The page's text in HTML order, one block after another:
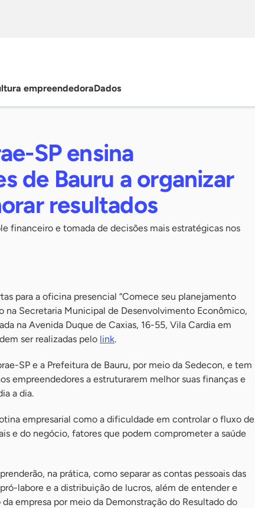
empreendedoraDados
SP ensina
de Bauru a organizar
resultados
financeiro e tomada de decisões mais estratégicas nos
para a oficina presencial “Comece seu planejamento
na Secretaria Municipal de Desenvolvimento Econômico,
na Avenida Duque de Caxias, 16-55, Vila Cardia em
ser realizadas pelo link.
SP e a Prefeitura de Bauru, por meio da Sedecon, e tem
empreendedores a estruturarem melhor suas finanças e
a dia.
empresarial como a dificuldade em controlar o fluxo de
e do negócio, fatores que podem comprometer a saúde
na prática, como separar as contas pessoais das
labore e a distribuição de lucros, além de entender e
empresa por meio da Demonstração do Resultado do